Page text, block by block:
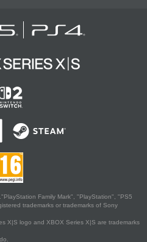
Family Mark", "PlayStation", "PS5
trademarks or trademarks of Sony
X|S logo and XBOX Series X|S are trademarks